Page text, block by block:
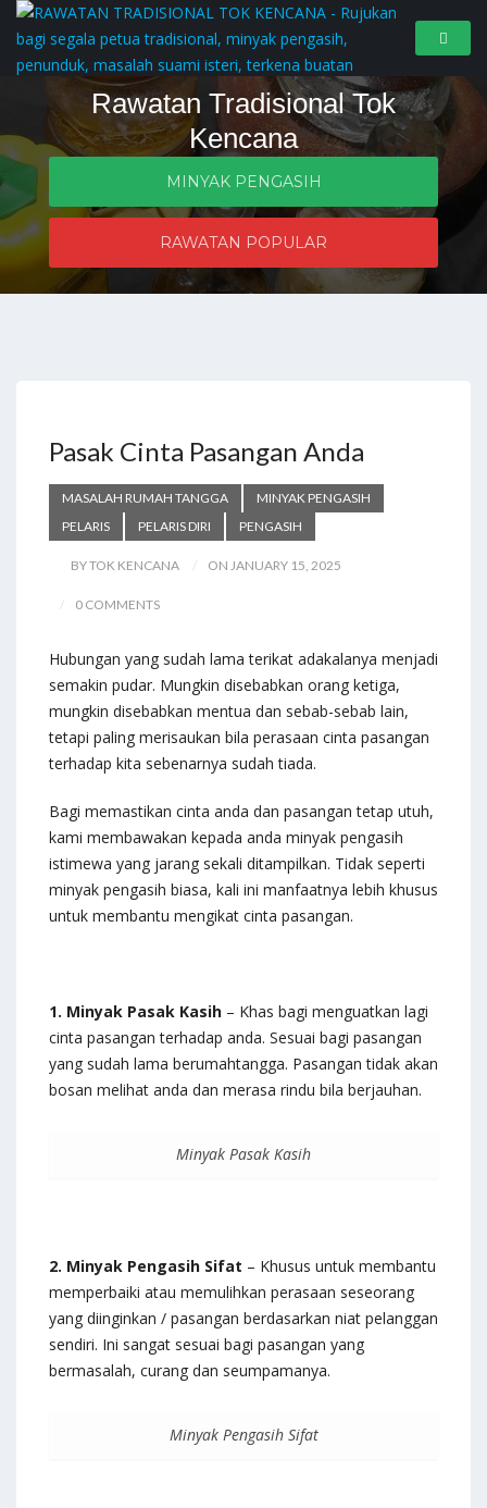
Rawatan Tradisional Tok
Kencana
Penyelesaian masalah zahir dan batin
MINYAK PENGASIH
RAWATAN POPULAR
Pasak Cinta Pasangan Anda
MASALAH RUMAH TANGGA
MINYAK PENGASIH
PELARIS
PELARIS DIRI PENGASIH
BY TOK KENCANA ON JANUARY 15, 2025
0 COMMENTS
Hubungan yang sudah lama terikat adakalanya menjadi
semakin pudar. Mungkin disebabkan orang ketiga,
mungkin disebabkan mentua dan sebab-sebab lain,
tetapi paling merisaukan bila perasaan cinta pasangan
terhadap kita sebenarnya sudah tiada.
Bagi memastikan cinta anda dan pasangan tetap utuh,
kami membawakan kepada anda minyak pengasih
istimewa yang jarang sekali ditampilkan. Tidak seperti
minyak pengasih biasa, kali ini manfaatnya lebih khusus
untuk membantu mengikat cinta pasangan.
1. Minyak Pasak Kasih – Khas bagi menguatkan lagi
cinta pasangan terhadap anda. Sesuai bagi pasangan
yang sudah lama berumahtangga. Pasangan tidak akan
bosan melihat anda dan merasa rindu bila berjauhan.
Minyak Pasak Kasih
2. Minyak Pengasih Sifat – Khusus untuk membantu
memperbaiki atau memulihkan perasaan seseorang
yang diinginkan / pasangan berdasarkan niat pelanggan
sendiri. Ini sangat sesuai bagi pasangan yang
bermasalah, curang dan seumpamanya.
Minyak Pengasih Sifat